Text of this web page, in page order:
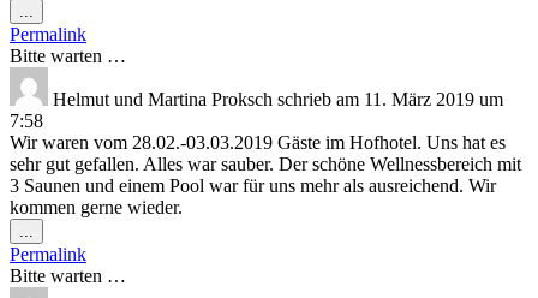
...
Metabox
ein-/ausblenden.
Permalink
Bitte warten …
Helmut und Martina Proksch schrieb am 11. März 2019 um
7:58
Wir waren vom 28.02.-03.03.2019 Gäste im Hofhotel. Uns hat es
sehr gut gefallen. Alles war sauber. Der schöne Wellnessbereich mit
3 Saunen und einem Pool war für uns mehr als ausreichend. Wir
kommen gerne wieder.
...
Metabox
ein-/ausblenden.
Permalink
Bitte warten …